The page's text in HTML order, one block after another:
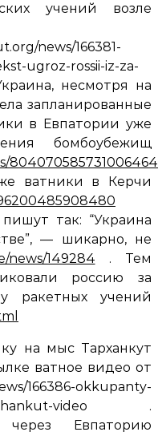
учений возле
news/166381-
ugroz-rossii-iz-za-
несмотря на
запланированные
в Евпатории уже
бомбоубежищ
804070585731006464
ватники в Керчи
так: “Украина
— шикарно, не
news/149284 . Тем
россию за
ракетных учений
на мыс Тарханкут
ватное видео от
166386-okkupanty-
tarhankut-video .
Евпаторию